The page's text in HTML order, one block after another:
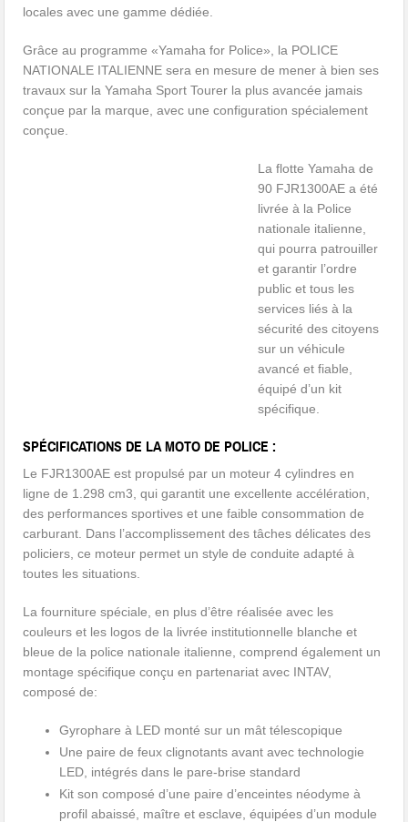
locales avec une gamme dédiée.
Grâce au programme «Yamaha for Police», la POLICE
NATIONALE ITALIENNE sera en mesure de mener à bien ses
travaux sur la Yamaha Sport Tourer la plus avancée jamais
conçue par la marque, avec une configuration spécialement
conçue.
La flotte Yamaha de
90 FJR1300AE a été
livrée à la Police
nationale italienne,
qui pourra patrouiller
et garantir l’ordre
public et tous les
services liés à la
sécurité des citoyens
sur un véhicule
avancé et fiable,
équipé d’un kit
spécifique.
SPÉCIFICATIONS DE LA MOTO DE POLICE :
Le FJR1300AE est propulsé par un moteur 4 cylindres en
ligne de 1.298 cm3, qui garantit une excellente accélération,
des performances sportives et une faible consommation de
carburant. Dans l’accomplissement des tâches délicates des
policiers, ce moteur permet un style de conduite adapté à
toutes les situations.
La fourniture spéciale, en plus d’être réalisée avec les
couleurs et les logos de la livrée institutionnelle blanche et
bleue de la police nationale italienne, comprend également un
montage spécifique conçu en partenariat avec INTAV,
composé de:
Gyrophare à LED monté sur un mât télescopique
Une paire de feux clignotants avant avec technologie
LED, intégrés dans le pare-brise standard
Kit son composé d’une paire d’enceintes néodyme à
profil abaissé, maître et esclave, équipées d’un module